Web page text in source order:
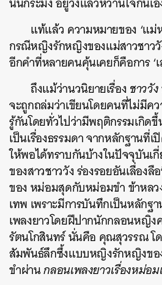
แท้แล้ว ความหมายของ ‘แม่
กรณีหญิงรักหญิงของแม่สาวชาววั
อีกคำที่หลายคนคุ้นเคยก็คือการ ‘เ
ถึงแม้ว่านวนิยายเรื่องชาววัง
จะถูกถล่มว่าเขียนโดยคนที่ไม่มีค
รู้กันโดยทั่วไปว่ามีพฤติกรรมเกิด
เป็นเรื่องธรรมดา จากหลักฐานที่
ให้พอได้ทราบกันบ้างในปัจจุบัน
ของสาวชาววัง ร่องรอยอันเลื่อง
ของ หม่อมสุดกับหม่อมขำ ข้าหล
เทพ เพราะมีการบันทึกเป็นหลักฐ
เพลงยาวโดยฝีปากนักกลอนหญิ
รัตนโกสินทร์ นั่นคือ คุณสุวรรณ โ
สัมพันธ์ลึกซึ้งแบบหญิงรักหญิงข
ขำผ่านกลอนเพลงยาวเรื่องหม่อ